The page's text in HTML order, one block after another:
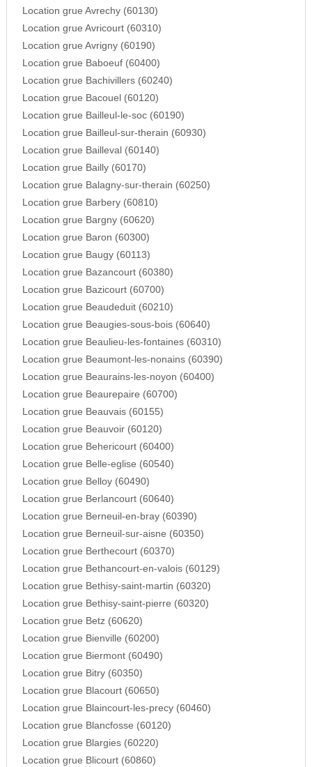
Location grue Avrechy (60130)
Location grue Avricourt (60310)
Location grue Avrigny (60190)
Location grue Baboeuf (60400)
Location grue Bachivillers (60240)
Location grue Bacouel (60120)
Location grue Bailleul-le-soc (60190)
Location grue Bailleul-sur-therain (60930)
Location grue Bailleval (60140)
Location grue Bailly (60170)
Location grue Balagny-sur-therain (60250)
Location grue Barbery (60810)
Location grue Bargny (60620)
Location grue Baron (60300)
Location grue Baugy (60113)
Location grue Bazancourt (60380)
Location grue Bazicourt (60700)
Location grue Beaudeduit (60210)
Location grue Beaugies-sous-bois (60640)
Location grue Beaulieu-les-fontaines (60310)
Location grue Beaumont-les-nonains (60390)
Location grue Beaurains-les-noyon (60400)
Location grue Beaurepaire (60700)
Location grue Beauvais (60155)
Location grue Beauvoir (60120)
Location grue Behericourt (60400)
Location grue Belle-eglise (60540)
Location grue Belloy (60490)
Location grue Berlancourt (60640)
Location grue Berneuil-en-bray (60390)
Location grue Berneuil-sur-aisne (60350)
Location grue Berthecourt (60370)
Location grue Bethancourt-en-valois (60129)
Location grue Bethisy-saint-martin (60320)
Location grue Bethisy-saint-pierre (60320)
Location grue Betz (60620)
Location grue Bienville (60200)
Location grue Biermont (60490)
Location grue Bitry (60350)
Location grue Blacourt (60650)
Location grue Blaincourt-les-precy (60460)
Location grue Blancfosse (60120)
Location grue Blargies (60220)
Location grue Blicourt (60860)